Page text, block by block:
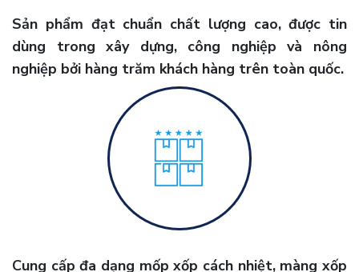
Sản phẩm đạt chuẩn chất lượng cao, được tin
dùng trong xây dựng, công nghiệp và nông
nghiệp bởi hàng trăm khách hàng trên toàn quốc.
Cung cấp đa dạng mốp xốp cách nhiệt, màng xốp